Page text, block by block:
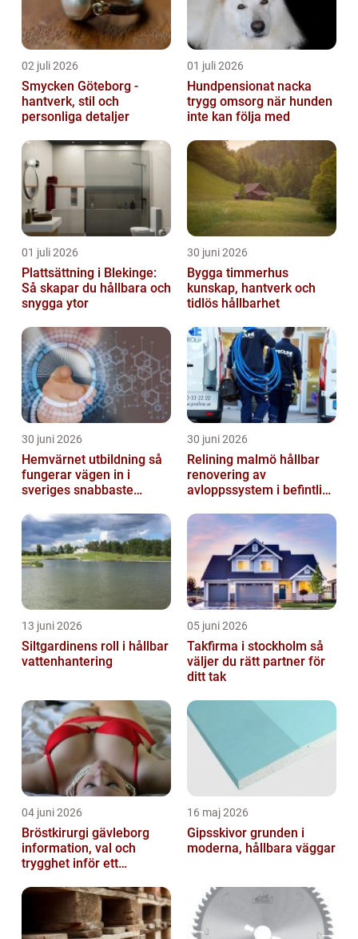
02 juli 2026
Smycken Göteborg -
hantverk, stil och
personliga detaljer
01 juli 2026
Hundpensionat nacka
trygg omsorg när hunden
inte kan följa med
01 juli 2026
Plattsättning i Blekinge:
Så skapar du hållbara och
snygga ytor
30 juni 2026
Bygga timmerhus
kunskap, hantverk och
tidlös hållbarhet
30 juni 2026
Hemvärnet utbildning så
fungerar vägen in i
sveriges snabbaste
30 juni 2026
Relining malmö hållbar
renovering av
avloppssystem i befintliga
13 juni 2026
Siltgardinens roll i hållbar
vattenhantering
05 juni 2026
Takfirma i stockholm så
väljer du rätt partner för
ditt tak
04 juni 2026
Bröstkirurgi gävleborg
information, val och
trygghet inför ett
16 maj 2026
Gipsskivor grunden i
moderna, hållbara väggar